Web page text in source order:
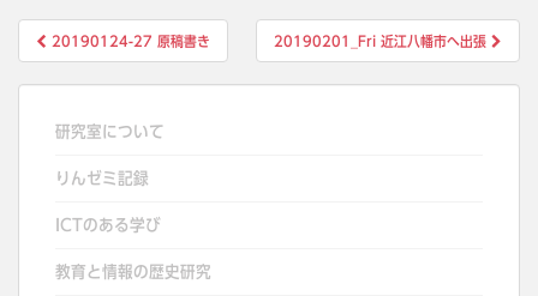
投
稿
ナ
20190124-27 原稿書き 20190201_Fri 近江八幡市へ出張
研究室について
りんゼミ記録
ICTのある学び
教育と情報の歴史研究